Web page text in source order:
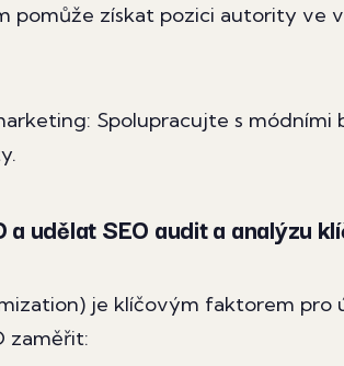
pomůže získat pozici autority ve
Spolupracujte s
a udělat SEO audit a analýzu
je klíčovým faktorem pro
zaměřit: